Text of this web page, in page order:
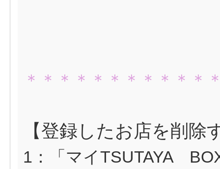
＊＊＊＊＊＊＊＊＊＊＊
【登録したお店を削除
1：「マイTSUTAYA